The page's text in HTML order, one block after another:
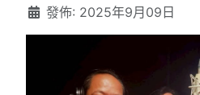
發佈: 2025年9月09日